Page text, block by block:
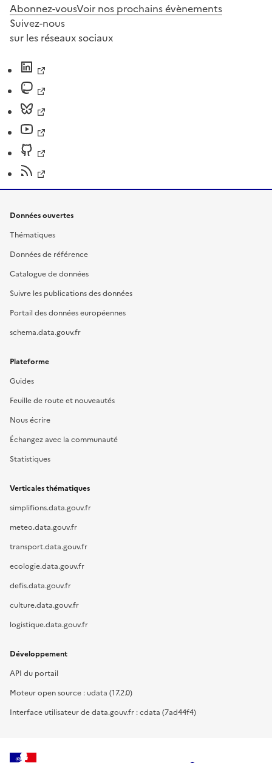
Abonnez-vousVoir nos prochains évènements
Suivez-nous
sur les réseaux sociaux
Données ouvertes
Thématiques
Données de référence
Catalogue de données
Suivre les publications des données
Portail des données européennes
schema.data.gouv.fr
Plateforme
Guides
Feuille de route et nouveautés
Nous écrire
Échangez avec la communauté
Statistiques
Verticales thématiques
simplifions.data.gouv.fr
meteo.data.gouv.fr
transport.data.gouv.fr
ecologie.data.gouv.fr
defis.data.gouv.fr
culture.data.gouv.fr
logistique.data.gouv.fr
Développement
API du portail
Moteur open source : udata (17.2.0)
Interface utilisateur de data.gouv.fr : cdata (7ad44f4)